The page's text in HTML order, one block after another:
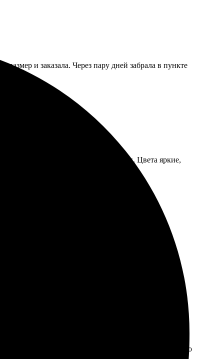
размер и заказала. Через пару дней забрала в пункте
главное — это качество печати. Цвета яркие,
моменты!
цвета яркие! Получили фотографии в
и оплатил. Услуга была выполнена вовремя, качество